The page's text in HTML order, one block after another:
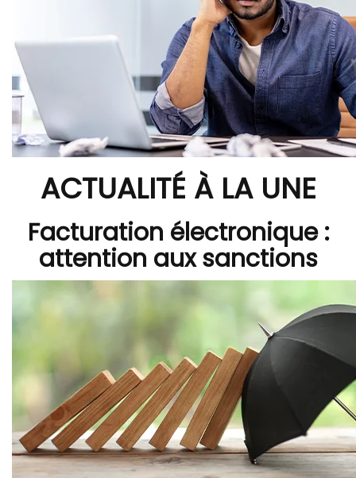
ACTUALITÉ À LA UNE
Facturation électronique :
attention aux sanctions